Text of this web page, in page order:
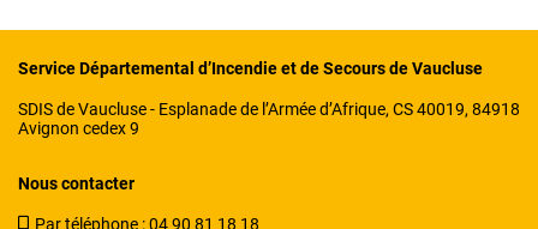
Service Départemental d’Incendie et de Secours de Vaucluse
SDIS de Vaucluse - Esplanade de l’Armée d’Afrique, CS 40019, 84918
Avignon cedex 9
Nous contacter
Par téléphone :04 90 81 18 18